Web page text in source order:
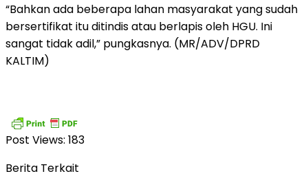
“Bahkan ada beberapa lahan masyarakat yang sudah
bersertifikat itu ditindis atau berlapis oleh HGU. Ini
sangat tidak adil,” pungkasnya. (MR/ADV/DPRD
KALTIM)
Post Views: 183
Berita Terkait